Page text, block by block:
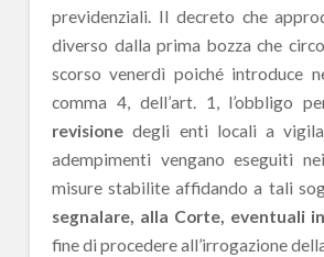
previdenziali. Il decreto che
diverso dalla prima bozza che
scorso venerdì poiché introduce
comma 4, dell’art. 1, l’obbligo
revisionedegli enti locali a
adempimenti vengano eseguiti
misure stabilite affidando a tali
segnalare, alla Corte, eventuali
fine di procedere all’irrogazione